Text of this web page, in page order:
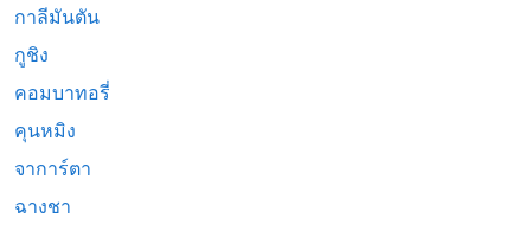
กาลีมันตัน
กูชิง
คอมบาทอรี่
คุนหมิง
จาการ์ตา
ฉางชา